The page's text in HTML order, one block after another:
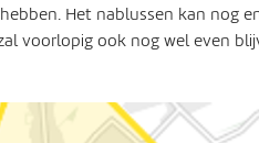
Het nablussen kan nog
voorlopig ook nog wel even